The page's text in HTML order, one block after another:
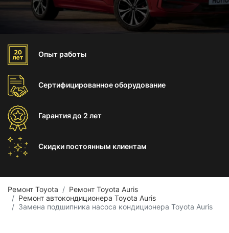
Опыт работы
Сертифицированноеоборудование
Гарантиядо 2 лет
Скидки постоянным клиентам
Ремонт Toyota
Ремонт Toyota Auris
Ремонт автокондиционера Toyota Auris
Замена подшипника насоса кондиционера Toyota Auris